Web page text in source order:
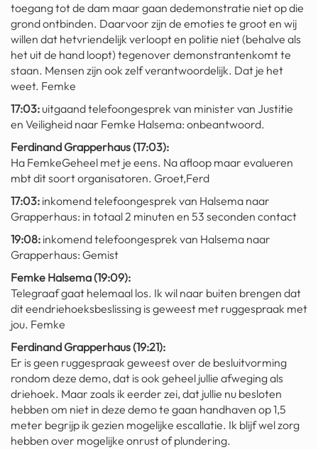
it really whips the llama s
ass
chinese automerken
boring phone
bakelse princess taart
ryanair
dpd
fatbike
nord stream
rachael gunn
yusuf dikeç
duitsland
chevrolet mohawk
toegang tot de dam maar gaan dedemonstratie niet op die
grond ontbinden. Daarvoor zijn de emoties te groot en wij
willen dat hetvriendelijk verloopt en politie niet (behalve als
het uit de hand loopt) tegenover demonstrantenkomt te
staan. Mensen zijn ook zelf verantwoordelijk. Dat je het
weet. Femke
17:03: uitgaand telefoongesprek van minister van Justitie
en Veiligheid naar Femke Halsema: onbeantwoord.
Ferdinand Grapperhaus (17:03):
Ha FemkeGeheel met je eens. Na afloop maar evalueren
mbt dit soort organisatoren. Groet,Ferd
17:03: inkomend telefoongesprek van Halsema naar
Grapperhaus: in totaal 2 minuten en 53 seconden contact
19:08: inkomend telefoongesprek van Halsema naar
Grapperhaus: Gemist
Femke Halsema (19:09):
Telegraaf gaat helemaal los. Ik wil naar buiten brengen dat
dit eendriehoeksbeslissing is geweest met ruggespraak met
jou. Femke
Ferdinand Grapperhaus (19:21):
Er is geen ruggespraak geweest over de besluitvorming
rondom deze demo, dat is ook geheel jullie afweging als
driehoek. Maar zoals ik eerder zei, dat jullie nu besloten
hebben om niet in deze demo te gaan handhaven op 1,5
meter begrijp ik gezien mogelijke escallatie. Ik blijf wel zorg
hebben over mogelijke onrust of plundering.